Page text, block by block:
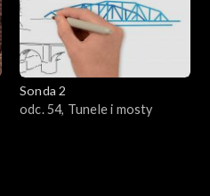
Sonda 2
odc. 54, Tunele i mosty